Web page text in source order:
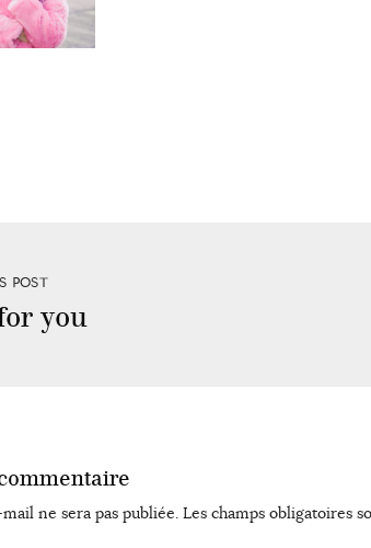
POST
you
ne sera pas publiée. Les champs obligatoires